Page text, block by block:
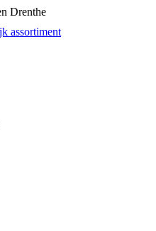
Drenthe
assortiment